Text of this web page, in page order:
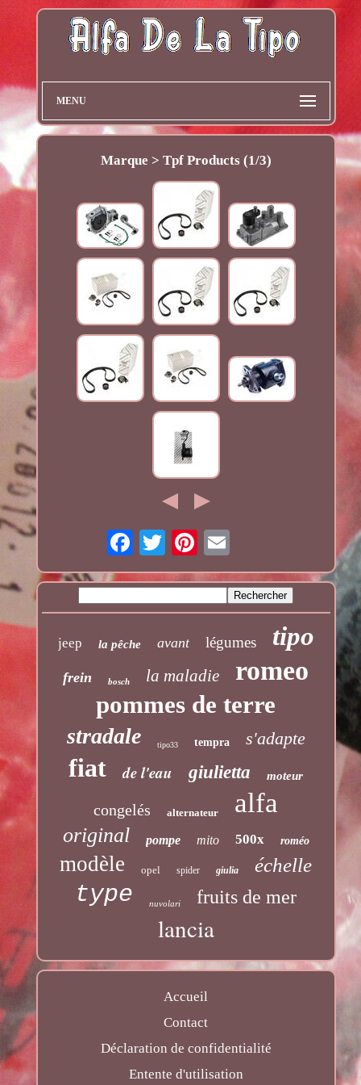
MENU
Marque > Tpf Products (1/3)
jeep la pêche avant légumes tipo
frein bosch la maladie romeo
pommes de terre
stradale tipo33 tempra s'adapte
fiat de l'eau giulietta moteur
congelés alternateur alfa
original pompe mito 500x roméo
modèle opel spider giulia échelle
type nuvolari fruits de mer
lancia
Accueil
Contact
Déclaration de confidentialité
Entente d'utilisation